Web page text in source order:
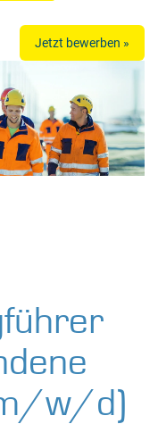
Jetzt bewerben »
w/d)